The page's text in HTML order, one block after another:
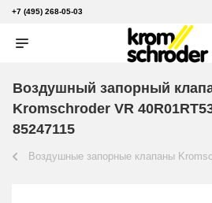
+7 (495) 268-05-03
Воздушный запорный
Kromschroder VR
85247115
Воздушные запорные клапаны